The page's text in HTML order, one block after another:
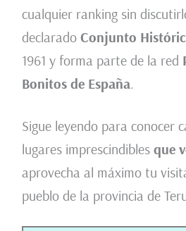
cualquier ranking sin
declarado Conjunto
1961 y forma parte de la red
Bonitos de España.
Sigue leyendo para conocer
lugares imprescindibles que
aprovecha al máximo tu
pueblo de la provincia de